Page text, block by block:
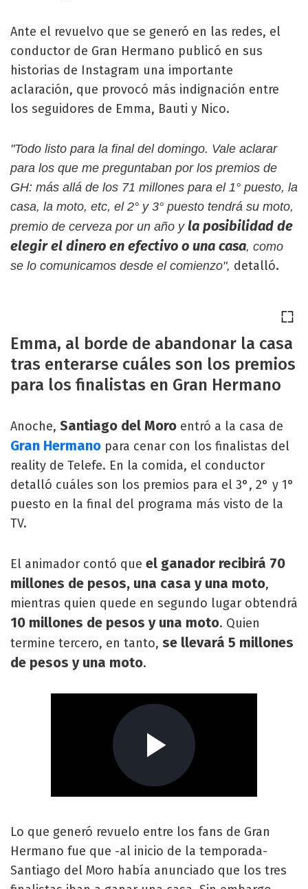
Ante el revuelvo que se generó en las redes, el
conductor de Gran Hermano publicó en sus
historias de Instagram una importante
aclaración, que provocó más indignación entre
los seguidores de Emma, Bauti y Nico.
"Todo listo para la final del domingo. Vale aclarar
para los que me preguntaban por los premios de
GH: más allá de los 71 millones para el 1° puesto, la
casa, la moto, etc, el 2° y 3° puesto tendrá su moto,
premio de cerveza por un año y la posibilidad de
elegir el dinero en efectivo o una casa, como
se lo comunicamos desde el comienzo", detalló.
Emma, al borde de abandonar la casa
tras enterarse cuáles son los premios
para los finalistas en Gran Hermano
Anoche, Santiago del Moro entró a la casa de
Gran Hermano para cenar con los finalistas del
reality de Telefe. En la comida, el conductor
detalló cuáles son los premios para el 3°, 2° y 1°
puesto en la final del programa más visto de la
TV.
El animador contó que el ganador recibirá 70
millones de pesos, una casa y una moto,
mientras quien quede en segundo lugar obtendrá
10 millones de pesos y una moto. Quien
termine tercero, en tanto, se llevará 5 millones
de pesos y una moto.
Lo que generó revuelo entre los fans de Gran
Hermano fue que -al inicio de la temporada-
Santiago del Moro había anunciado que los tres